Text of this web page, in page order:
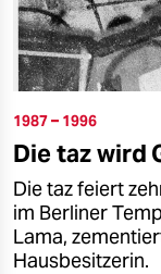
1987 – 1996
Die taz wird
Die taz feiert
im Berliner
Lama,
Hausbesitzerin.